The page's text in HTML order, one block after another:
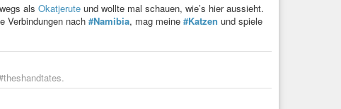
als Okatjerute und wollte mal schauen, wie’s hier aussieht.
Verbindungen nach #Namibia, mag meine #Katzen und spiele